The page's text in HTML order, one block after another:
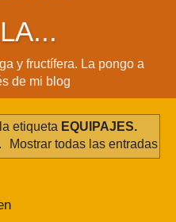
y fructífera. La pongo a
de mi blog
etiqueta EQUIPAJES.
Mostrar todas las entradas